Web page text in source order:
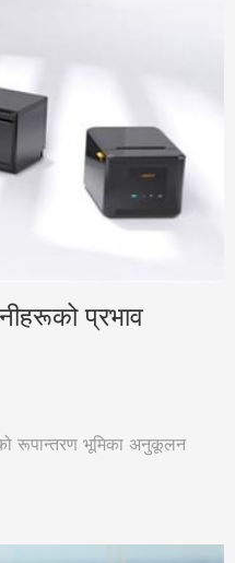
प्रभाव
रूपान्तरण भूमिका अनुकूलन